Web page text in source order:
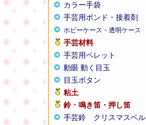
カラー手袋
手芸用ボンド・接着剤
ホビーケース・透明ケース
手芸材料
手芸用ペレット
動眼 動く目玉
目玉ボタン
粘土
鈴・鳴き笛・押し笛
手芸鈴
クリスマスベル